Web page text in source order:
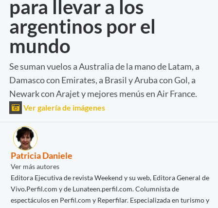
para llevar a los
argentinos por el
mundo
Se suman vuelos a Australia de la mano de Latam, a
Damasco con Emirates, a Brasil y Aruba con Gol, a
Newark con Arajet y mejores menús en Air France.
Ver galería de imágenes
Patricia Daniele
Ver más autores
Editora Ejecutiva de revista Weekend y su web, Editora General de
Vivo.Perfil.com y de Lunateen.perfil.com. Columnista de
espectáculos en Perfil.com y Reperfilar. Especializada en turismo y